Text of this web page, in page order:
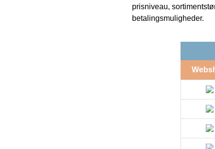
prisniveau,
betalingsmuligheder.